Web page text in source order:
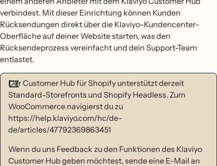
verbindest. Mit dieser Einrichtung können Kunden
Rücksendungen direkt über die Klaviyo-Kundencenter-
Oberfläche auf deiner Website starten, was den
Rücksendeprozess vereinfacht und dein Support-Team
entlastet.
Der Customer Hub für Shopify unterstützt derzeit
Standard-Storefronts und Shopify Headless. Zum
WooCommerce navigierst du zu
https://help.klaviyo.com/hc/de-
de/articles/47792369863451
Wenn du uns Feedback zu den Funktionen des Klaviyo
Customer Hub geben möchtest, sende eine E-Mail an